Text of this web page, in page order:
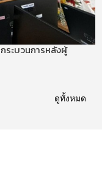
ระบวนการหลังผู้
ดูทั้งหมด